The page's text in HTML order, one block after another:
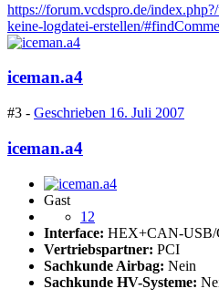
https://forum.vcdspro.de/
keine-logdatei-erstellen/
iceman.a4
#3 - Geschrieben 16. Juli 2007
iceman.a4
Gast
12
Interface: HEX+CAN-
Vertriebspartner: PCI
Sachkunde Airbag: Nein
Sachkunde HV-Systeme: